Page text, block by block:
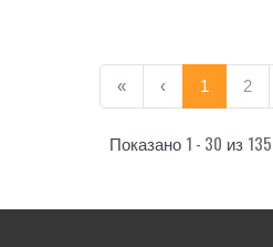
« ‹ 1 2
Показано 1 - 30 из 135